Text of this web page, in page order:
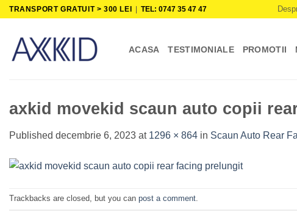
Skip
content
TRANSPORT GRATUIT > 300 LEI |TEL: 0747 35 47 47
ACASA TESTIMONIALE PROMOTII
axkid movekid scaun auto copii
Published decembrie 6, 2023 at 1296 × 864 in Scaun Auto Rear
Trackbacks are closed, but you can post a comment.